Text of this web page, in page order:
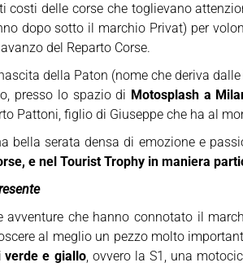
costi delle corse che toglievano
dopo sotto il marchio Privat) per
del Reparto Corse.
della Paton (nome che deriva
presso lo spazio di Motosplash a
Pattoni, figlio di Giuseppe che ha al
bella serata densa di emozione e
e nel Tourist Trophy in maniera
avventure che hanno connotato il
al meglio un pezzo molto
verde e giallo, ovvero la S1, una